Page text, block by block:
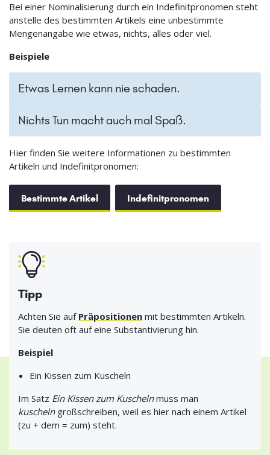
Bei einer Nominalisierung durch ein Indefinitpronomen steht
anstelle des bestimmten Artikels eine unbestimmte
Mengenangabe wie etwas, nichts, alles oder viel.
Beispiele
Etwas Lernen kann nie schaden.
Nichts Tun macht auch mal Spaß.
Hier finden Sie weitere Informationen zu bestimmten
Artikeln und Indefinitpronomen:
Bestimmte Artikel Indefinitpronomen
Tipp
Achten Sie auf Präpositionen mit bestimmten Artikeln.
Sie deuten oft auf eine Substantivierung hin.
Beispiel
Ein Kissen zum Kuscheln
Im Satz Ein Kissen zum Kuschelnmuss man
kuschelngroßschreiben, weil es hier nach einem Artikel
(zu + dem = zum) steht.